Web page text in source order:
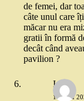
de femei, dar
câte unul care
măcar nu era
gratii în formă
decât când
pavilion ?
Ica
18 MAI